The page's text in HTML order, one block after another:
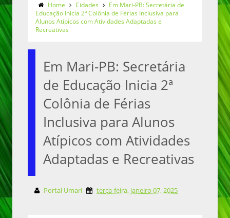
Home Cidades
Em Mari-PB: Secretária de
Educação Inicia 2ª Colônia de Férias Inclusiva para
Alunos Atípicos com Atividades Adaptadas e
Recreativas
Em Mari-PB: Secretária
de Educação Inicia 2ª
Colônia de Férias
Inclusiva para Alunos
Atípicos com Atividades
Adaptadas e Recreativas
Portal Umari terça-feira, janeiro 07, 2025